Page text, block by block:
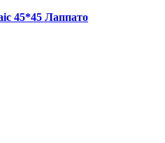
45*45 Лаппато